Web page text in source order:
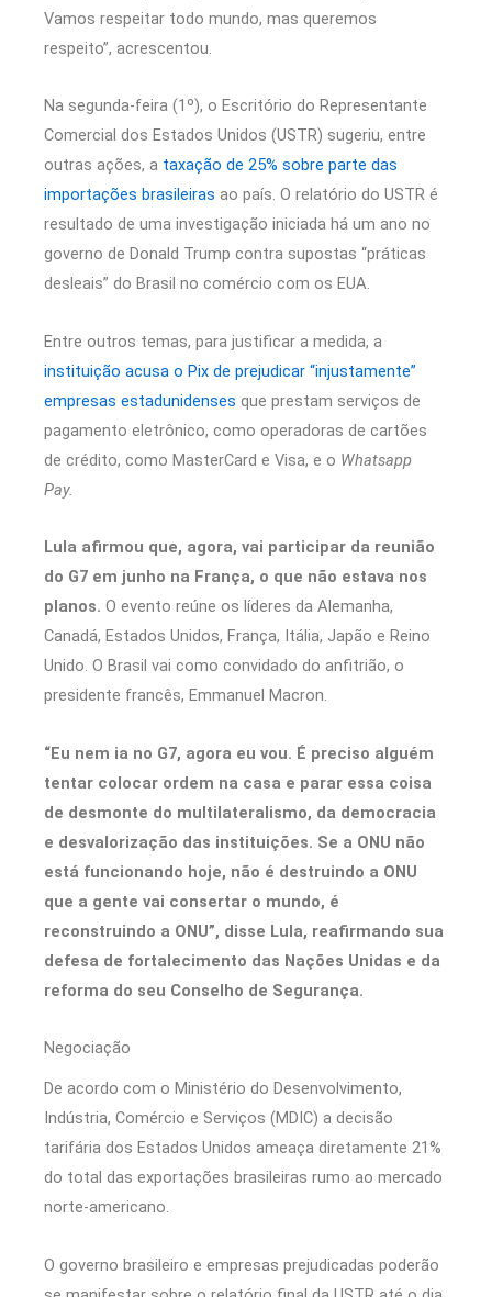
Vamos respeitar todo mundo, mas queremos
respeito”, acrescentou.
Na segunda-feira (1º), o Escritório do Representante
Comercial dos Estados Unidos (USTR) sugeriu, entre
outras ações, a taxação de 25% sobre parte das
importações brasileiras ao país. O relatório do USTR é
resultado de uma investigação iniciada há um ano no
governo de Donald Trump contra supostas “práticas
desleais” do Brasil no comércio com os EUA.
Entre outros temas, para justificar a medida, a
instituição acusa o Pix de prejudicar “injustamente”
empresas estadunidenses que prestam serviços de
pagamento eletrônico, como operadoras de cartões
de crédito, como MasterCard e Visa, e o Whatsapp
Pay.
Lula afirmou que, agora, vai participar da reunião
do G7 em junho na França, o que não estava nos
planos. O evento reúne os líderes da Alemanha,
Canadá, Estados Unidos, França, Itália, Japão e Reino
Unido. O Brasil vai como convidado do anfitrião, o
presidente francês, Emmanuel Macron.
“Eu nem ia no G7, agora eu vou. É preciso alguém
tentar colocar ordem na casa e parar essa coisa
de desmonte do multilateralismo, da democracia
e desvalorização das instituições. Se a ONU não
está funcionando hoje, não é destruindo a ONU
que a gente vai consertar o mundo, é
reconstruindo a ONU”, disse Lula, reafirmando sua
defesa de fortalecimento das Nações Unidas e da
reforma do seu Conselho de Segurança.
Negociação
De acordo com o Ministério do Desenvolvimento,
Indústria, Comércio e Serviços (MDIC) a decisão
tarifária dos Estados Unidos ameaça diretamente 21%
do total das exportações brasileiras rumo ao mercado
norte-americano.
O governo brasileiro e empresas prejudicadas poderão